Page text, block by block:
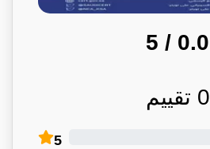
0.0
/ 5
0 تقييم
5